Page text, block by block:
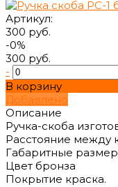
Артикул:
300 руб.
-0%
300 руб.
-
В корзину
Добавлено
Описание
Ручка-скоба
Расстояние между
Габаритные
Цвет бронза
Покрытие краска.